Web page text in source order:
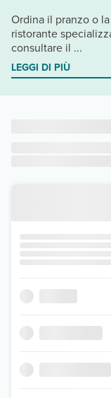
Ordina il pranzo o
ristorante
consultare il ...
LEGGI DI PIÙ